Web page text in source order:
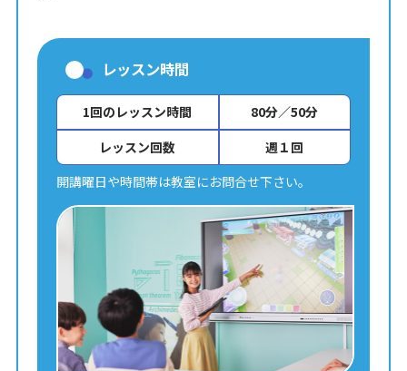
レッスン時間
1回のレッスン時間
80分／50分
レッスン回数
週１回
開講曜日や時間帯は教室にお問合せ下さい。